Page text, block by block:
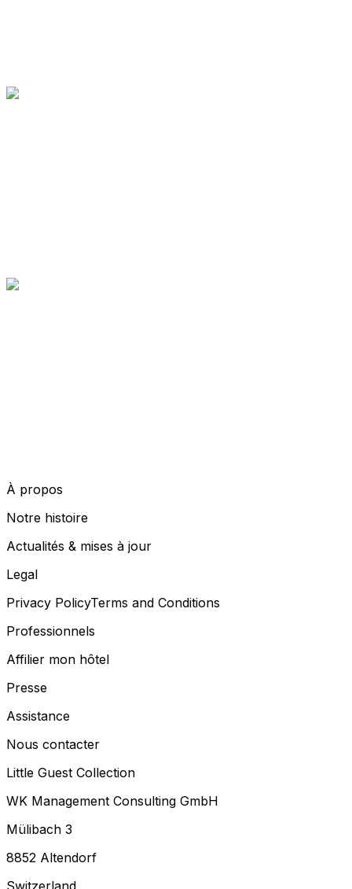
À propos
Notre histoire
Actualités & mises à jour
Legal
Privacy PolicyTerms and Conditions
Professionnels
Affilier mon hôtel
Presse
Assistance
Nous contacter
Little Guest Collection
WK Management Consulting GmbH
Mülibach 3
8852 Altendorf
Switzerland